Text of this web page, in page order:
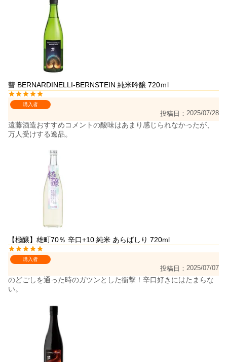
彗 BERNARDINELLI-BERNSTEIN 純米吟醸 720ｍl
購入者
投稿日 2025/07/28
遠藤酒造おすすめコメントの酸味はあまり感じられなかったが、
万人受けする逸品。
【極醸】雄町70％ 辛口+10 純米 あらばしり 720ml
購入者
投稿日 2025/07/07
のどごしを通った時のガツンとした衝撃！辛口好きにはたまらな
い。